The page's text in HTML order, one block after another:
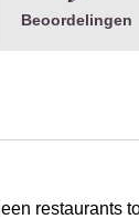
Beoordelingen
restaurants